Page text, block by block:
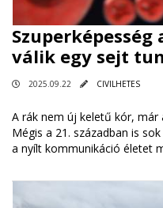
válik egy sejt
2025.09.22 CIVILHETES
A rák nem új keletű kór, már
Mégis a 21. században is
a nyílt kommunikáció életet